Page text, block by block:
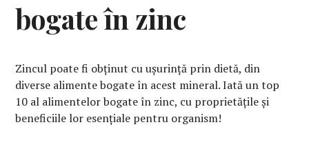
bogate în zinc
Zincul poate fi obținut cu ușurință prin dietă, din
diverse alimente bogate în acest mineral. Iată un top
10 al alimentelor bogate în zinc, cu proprietățile și
beneficiile lor esențiale pentru organism!